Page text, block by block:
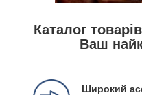
Каталог
Ваш
Широкий